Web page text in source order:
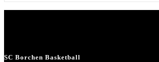
SC Borchen Basketball